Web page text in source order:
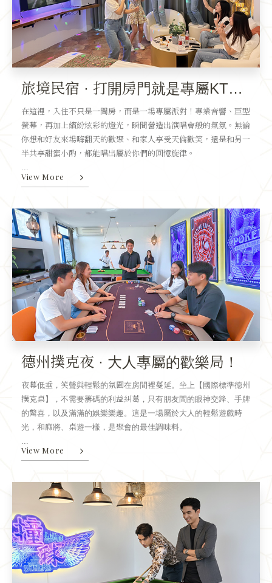
旅境民宿 · 打開房門就是專屬KTV！
在這裡，入住不只是一間房，而是一場專屬派對！專業音響、巨型
螢幕，再加上繽紛炫彩的燈光，瞬間營造出演唱會般的氣氛。無論
你想和好友來場嗨翻天的歡聚、和家人享受天倫歡笑，還是和另一
半共享甜蜜小酌，都能唱出屬於你們的回憶旋律。
...
View More
德州撲克夜 · 大人專屬的歡樂局！
夜幕低垂，笑聲與輕鬆的氛圍在房間裡蔓延。坐上【國際標準德州
撲克桌】，不需要籌碼的利益糾葛，只有朋友間的眼神交鋒、手牌
的驚喜，以及滿滿的娛樂樂趣。這是一場屬於大人的輕鬆遊戲時
光，和麻將、桌遊一樣，是聚會的最佳調味料。
View More